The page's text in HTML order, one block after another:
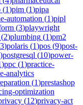
(1)pim (1)pipa
automation (1)pipl
(3)playwright
(2)plumbing (1)pm2
3)polaris (1)pos (9)post-
)postgresql (10)power-
)ppc (1)practice-
analytics
(1)prestashop
optimization
(12)privacy-act